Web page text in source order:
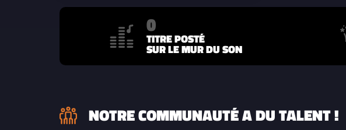
0
TITRE POSTÉ
SUR LE MUR DU SON
NOTRE COMMUNAUTÉ A DU TALENT !